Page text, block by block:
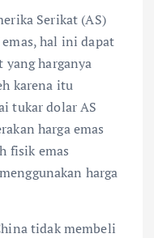
Serikat (AS)
hal ini dapat
yang harganya
karena itu
tukar dolar AS
harga emas
fisik emas
harga
tidak membeli